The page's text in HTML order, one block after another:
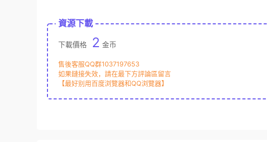
資源下載
下載價格 2 金币
售後客服QQ群1037197653
如果鏈接失效，請在最下方評論區留言
【最好别用百度浏覽器和QQ浏覽器】